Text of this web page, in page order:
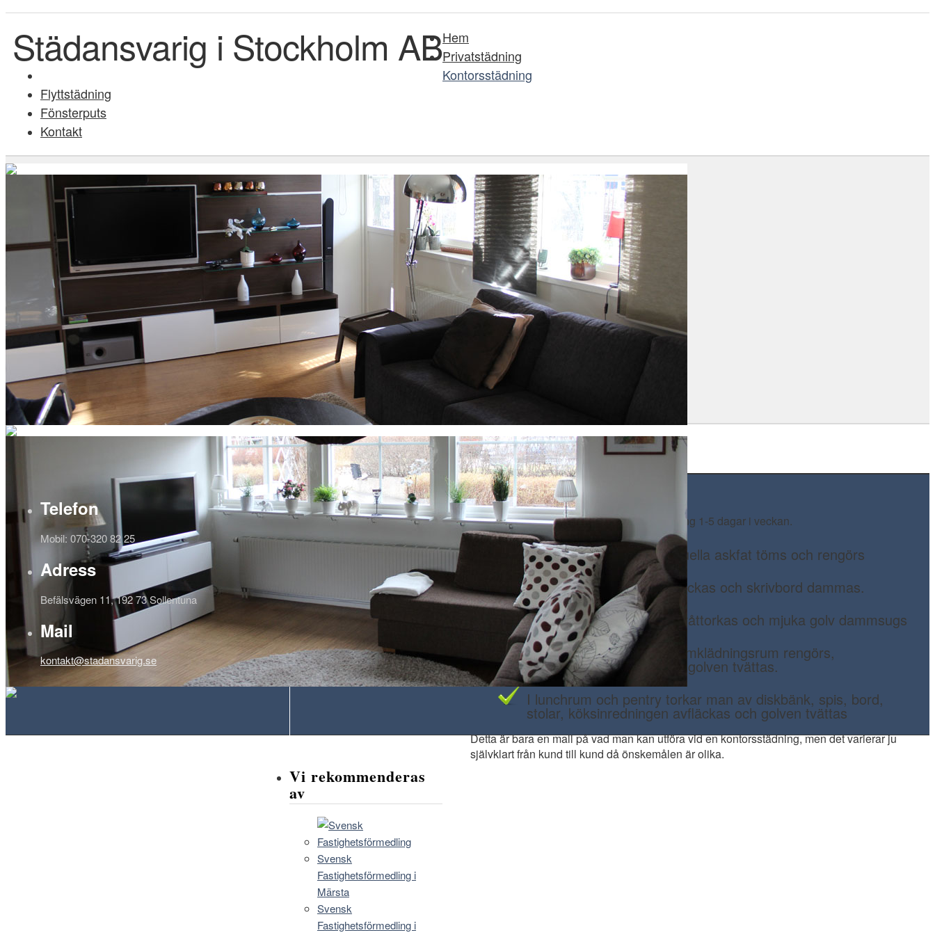
Städansvarig i Stockholm ABHem
Privatstädning
Kontorsstädning
Flyttstädning
Fönsterputs
Kontakt
Kontorsstädning
Kontorsstäding är oftast kontrakterad städning 1-5 dagar i veckan.
Papperskorgar och eventuella askfat töms och rengörs
Dörrar och dörrfoder avfläckas och skrivbord dammas.
Hårda golv moppas eller våttorkas och mjuka golv dammsugs
Toaletter och eventuella omklädningsrum rengörs,
toalettmaterial påfylls och golven tvättas.
I lunchrum och pentry torkar man av diskbänk, spis, bord,
stolar, köksinredningen avfläckas och golven tvättas
Detta är bara en mall på vad man kan utföra vid en kontorsstädning, men det varierar ju
självklart från kund till kund då önskemålen är olika.
Tjänster
Privatstädning
Flyttstädning
Kontorsstädning
Gilla oss på
Facebook
Vi rekommenderas
av
Svensk
Fastighetsförmedling i
Märsta
Svensk
Fastighetsförmedling i
Telefon
Mobil: 070-320 82 25
Adress
Befälsvägen 11, 192 73 Sollentuna
Mail
kontakt@stadansvarig.se